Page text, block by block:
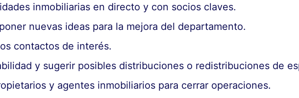
inmobiliarias en directo y con socios claves.
nuevas ideas para la mejora del departamento.
contactos de interés.
y sugerir posibles distribuciones o redistribuciones de
y agentes inmobiliarios para cerrar operaciones.